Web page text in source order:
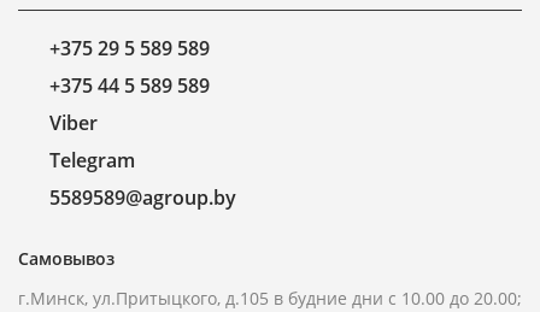
+375 29 5 589 589
+375 44 5 589 589
Viber
Telegram
5589589@agroup.by
Самовывоз
г.Минск, ул.Притыцкого, д.105 в будние дни с 10.00 до 20.00;